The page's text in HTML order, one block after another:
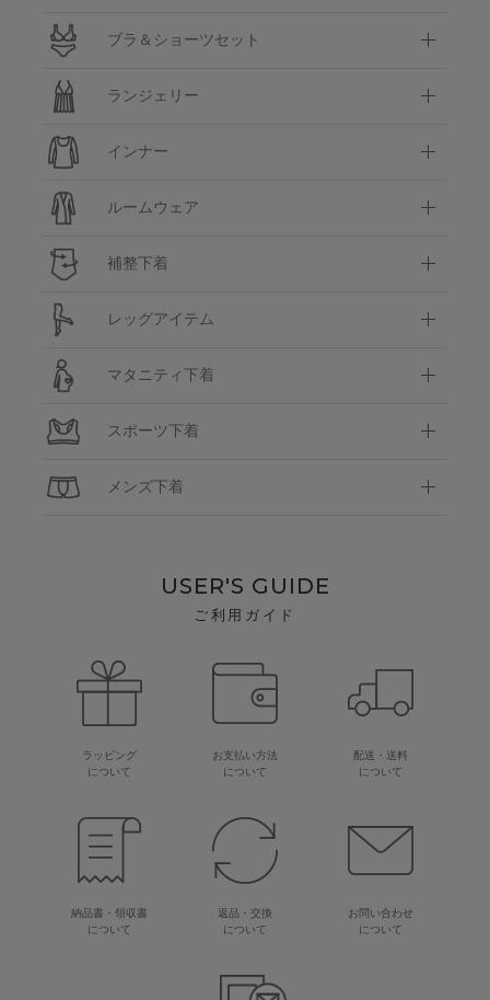
ブラ＆ショーツセット
ランジェリー
インナー
ルームウェア
補整下着
レッグアイテム
マタニティ下着
スポーツ下着
メンズ下着
USER'S GUIDE
ご利用ガイド
ラッピング
について
お支払い方法
について
配送・送料
について
納品書・領収書
について
返品・交換
について
お問い合わせ
について